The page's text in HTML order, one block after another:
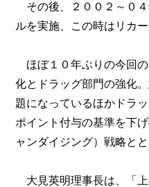
その後、２００２～０
ルを実施、この時はリカ
ほぼ１０年ぶりの今回
化とドラッグ部門の強化
題になっているほかドラ
ポイント付与の基準を下
ャンダイジング）戦略と
大見英明理事長は、「